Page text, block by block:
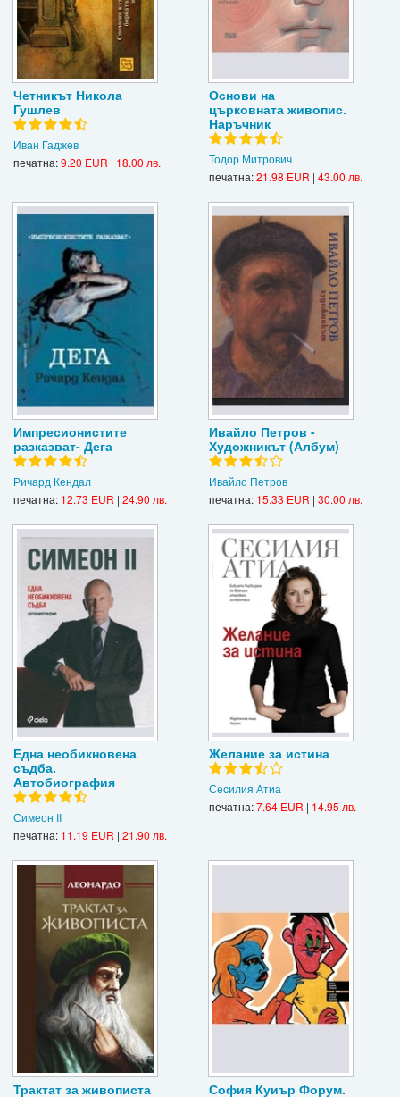
Четникът Никола
Гушлев
Иван Гаджев
печатна:9.20 EUR | 18.00 лв.
Основи на
църковната живопис.
Наръчник
Тодор Митрович
печатна:21.98 EUR | 43.00 лв.
Импресионистите
разказват- Дега
Ричард Кендал
печатна: 12.73 EUR | 24.90 лв.
Ивайло Петров -
Художникът (Албум)
Ивайло Петров
печатна: 15.33 EUR | 30.00 лв.
Една необикновена
съдба.
Автобиография
Симеон II
печатна: 11.19 EUR | 21.90 лв.
Желание за истина
Сесилия Атиа
печатна:7.64 EUR | 14.95 лв.
Трактат за живописта
София Куиър Форум.